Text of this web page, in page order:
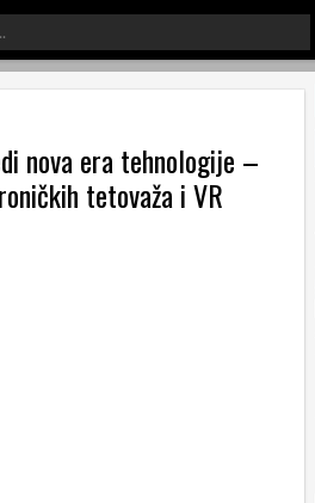
nova era tehnologije –
tetovaža i VR